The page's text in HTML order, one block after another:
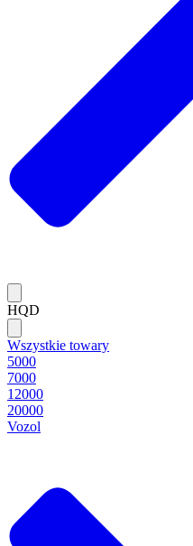
HQD
Wszystkie towary
5000
7000
12000
20000
Vozol